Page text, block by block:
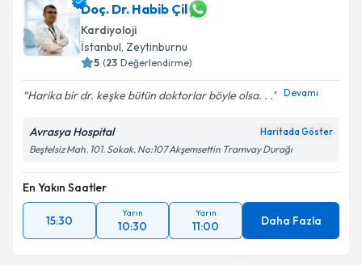
Doç. Dr. Habib Çil
Kardiyoloji
İstanbul, Zeytinburnu
5 (23 Değerlendirme)
Harika bir dr. keşke bütün doktorlar böyle olsa. . . Devamı
Avrasya Hospital Haritada Göster
Beştelsiz Mah. 101. Sokak. No:107 Akşemsettin Tramvay Durağı
En Yakın Saatler
15:30
Yarın
10:30
Yarın
11:00 Daha Fazla